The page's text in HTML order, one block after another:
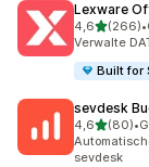
Lexware
4,6de 5(266)
266 •
Verwalte
Built for
sevdesk
4,6de 5(80)
80 •
sevdesk